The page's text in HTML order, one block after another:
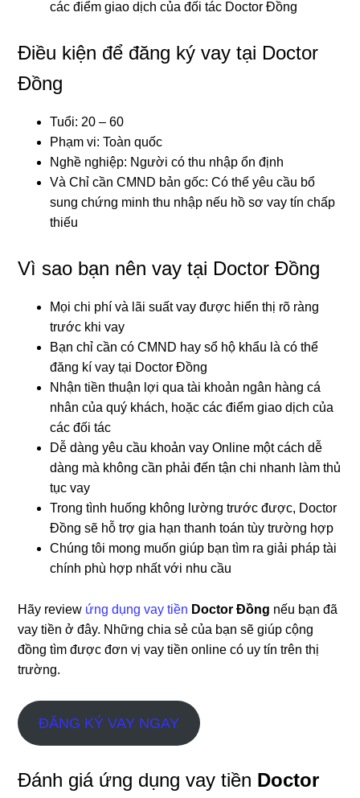
các điểm giao dịch của đối tác Doctor Đồng
Điều kiện để đăng ký vay tại Doctor
Đồng
Tuổi: 20 – 60
Phạm vi: Toàn quốc
Nghề nghiệp: Người có thu nhập ổn định
Và Chỉ cần CMND bản gốc: Có thể yêu cầu bổ
sung chứng minh thu nhập nếu hồ sơ vay tín chấp
thiếu
Vì sao bạn nên vay tại Doctor Đồng
Mọi chi phí và lãi suất vay được hiển thị rõ ràng
trước khi vay
Bạn chỉ cần có CMND hay sổ hộ khẩu là có thể
đăng kí vay tại Doctor Đồng
Nhận tiền thuận lợi qua tài khoản ngân hàng cá
nhân của quý khách, hoặc các điểm giao dịch của
các đối tác
Dễ dàng yêu cầu khoản vay Online một cách dễ
dàng mà không cần phải đến tận chi nhanh làm thủ
tục vay
Trong tình huống không lường trước được, Doctor
Đồng sẽ hỗ trợ gia hạn thanh toán tùy trường hợp
Chúng tôi mong muốn giúp bạn tìm ra giải pháp tài
chính phù hợp nhất với nhu cầu
Hãy review ứng dụng vay tiền Doctor Đồng nếu bạn đã
vay tiền ở đây. Những chia sẻ của bạn sẽ giúp cộng
đồng tìm được đơn vị vay tiền online có uy tín trên thị
trường.
ĐĂNG KÝ VAY NGAY
Đánh giá ứng dụng vay tiền Doctor